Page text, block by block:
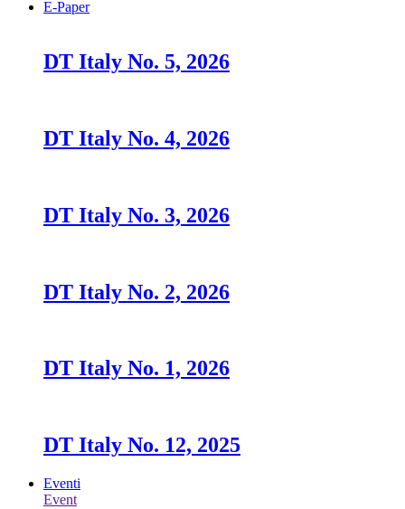
E-Paper
DT Italy No. 5, 2026
DT Italy No. 4, 2026
DT Italy No. 3, 2026
DT Italy No. 2, 2026
DT Italy No. 1, 2026
DT Italy No. 12, 2025
Eventi
Event